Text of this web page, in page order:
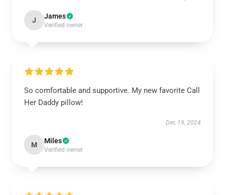
J James
Verified owner
So comfortable and supportive. My new favorite Call
Her Daddy pillow!
Dec 19, 2024
M Miles
Verified owner